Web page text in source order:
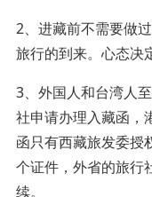
2、进藏前不需要做
旅行的到来。心态决
3、外国人和台湾人
社申请办理入藏函，
函只有西藏旅发委授
个证件，外省的旅行
续。